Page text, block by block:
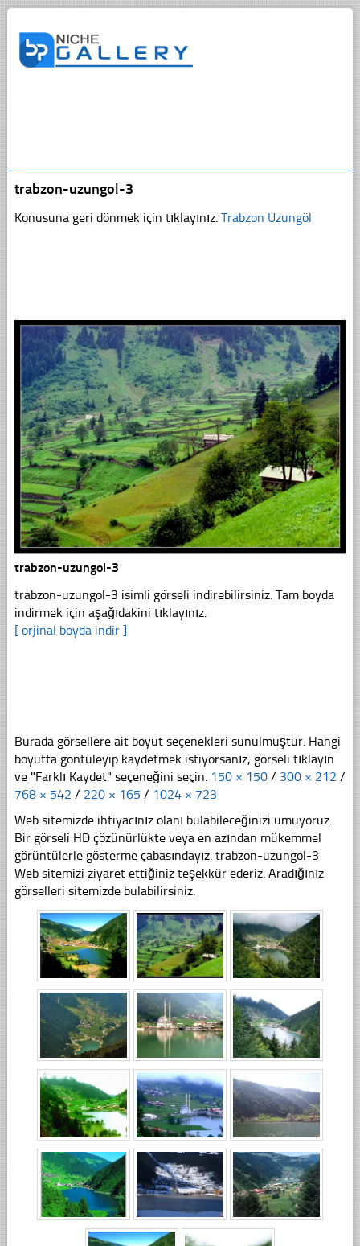
trabzon-uzungol-3
Konusuna geri dönmek için tıklayınız. Trabzon Uzungöl
trabzon-uzungol-3
trabzon-uzungol-3 isimli görseli indirebilirsiniz. Tam boyda
indirmek için aşağıdakini tıklayınız.
[ orjinal boyda indir ]
Burada görsellere ait boyut seçenekleri sunulmuştur. Hangi
boyutta göntüleyip kaydetmek istiyorsanız, görseli tıklayın
ve "Farklı Kaydet" seçeneğini seçin. 150 × 150 / 300 × 212 /
768 × 542 / 220 × 165 / 1024 × 723
Web sitemizde ihtiyacınız olanı bulabileceğinizi umuyoruz.
Bir görseli HD çözünürlükte veya en azından mükemmel
görüntülerle gösterme çabasındayız. trabzon-uzungol-3
Web sitemizi ziyaret ettiğiniz teşekkür ederiz. Aradığınız
görselleri sitemizde bulabilirsiniz.